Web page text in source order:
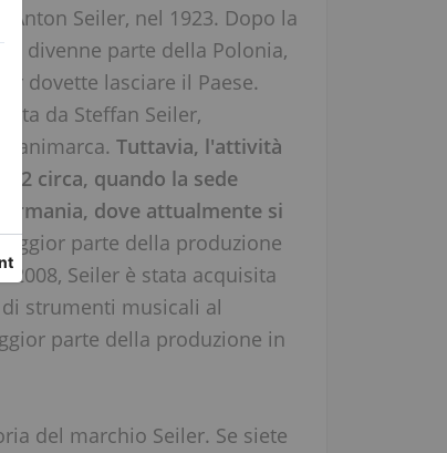
Seiler, nel 1923. Dopo la
divenne parte della Polonia,
dovette lasciare il Paese.
da Steffan Seiler,
Tuttavia, l'attività
circa, quando la sede
dove attualmente si
parte della produzione
Seiler è stata acquisita
strumenti musicali al
parte della produzione in
del marchio Seiler. Se siete